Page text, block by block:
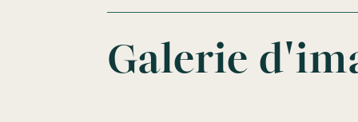
Galerie